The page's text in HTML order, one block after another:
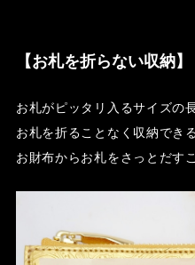
【お札を折らない収納】
お札がピッタリ入るサイズの
お札を折ることなく収納でき
お財布からお札をさっとだす